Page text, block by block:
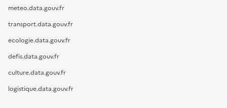
meteo.data.gouv.fr
transport.data.gouv.fr
ecologie.data.gouv.fr
defis.data.gouv.fr
culture.data.gouv.fr
logistique.data.gouv.fr